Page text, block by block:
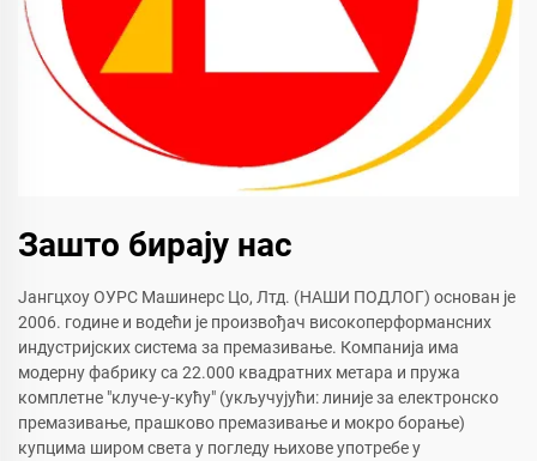
Зашто бирају нас
Јангцхоу ОУРС Машинерс Цо, Лтд. (НАШИ ПОДЛОГ) основан је
2006. године и водећи је произвођач високоперформансних
индустријских система за премазивање. Компанија има
модерну фабрику са 22.000 квадратних метара и пружа
комплетне "клуче-у-кућу" (укључујући: линије за електронско
премазивање, прашково премазивање и мокро борање)
купцима широм света у погледу њихове употребе у